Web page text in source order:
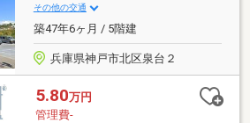
その他の交通
築47年6ヶ月 / 5階建
兵庫県神戸市北区泉台２
5.80万円
管理費-